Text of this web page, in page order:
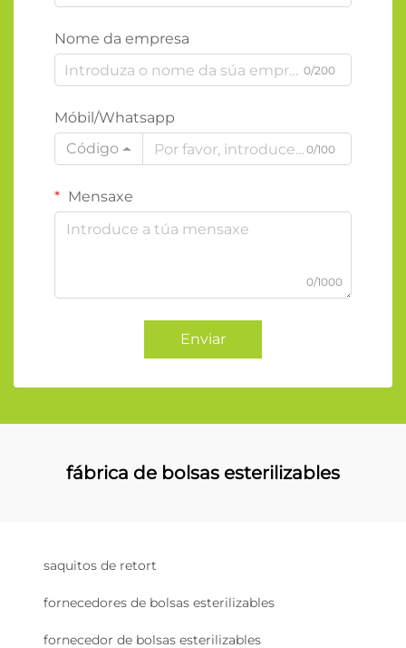
Nome da empresa
0/200
Móbil/Whatsapp
Código
0/100
Mensaxe
0/1000
Enviar
fábrica de bolsas esterilizables
saquitos de retort
fornecedores de bolsas esterilizables
fornecedor de bolsas esterilizables